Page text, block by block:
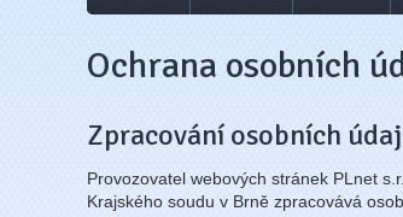
Ochrana osobních
Zpracování osobních
Provozovatel webových stránek PLnet
Krajského soudu v Brně zpracovává